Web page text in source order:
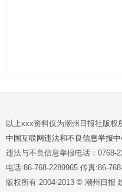
以上xxx资料仅为潮州日报社版
中国互联网违法和不良信息举报
违法与不良信息举报电话：0768-
电话:86-768-2289965 传真:86-
版权所有 2004-2013 © 潮州日报